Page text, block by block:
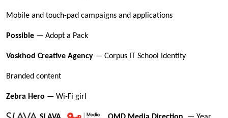
Mobile and touch-pad campaigns and applications
Possible — Adopt a Pack
Voskhod Creative Agency — Corpus IT School Identity
Branded content
Zebra Hero — Wi-Fi girl